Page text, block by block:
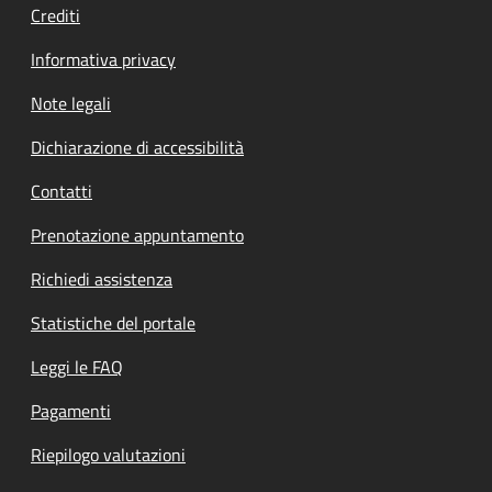
Crediti
Informativa privacy
Note legali
Dichiarazione di accessibilità
Contatti
Prenotazione appuntamento
Richiedi assistenza
Statistiche del portale
Leggi le FAQ
Pagamenti
Riepilogo valutazioni